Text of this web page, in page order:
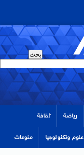
رياضة ثقافة
علوم وتكنولوجيا منوعات